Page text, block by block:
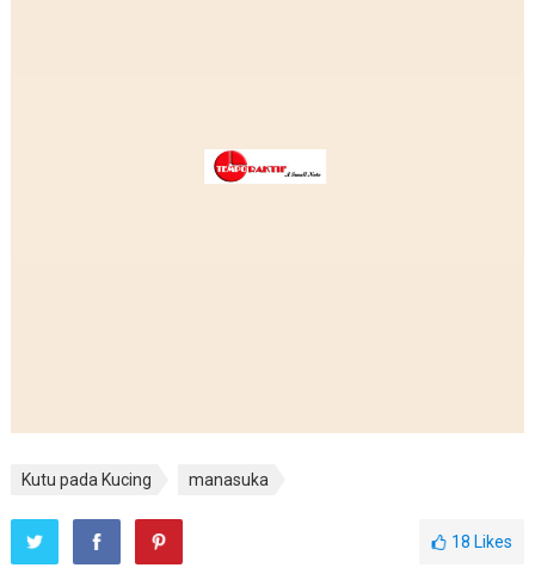
Kutu pada Kucing manasuka
18 Likes